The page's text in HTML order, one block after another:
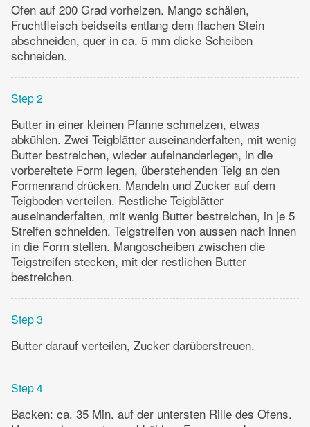
Ofen auf 200 Grad vorheizen. Mango schälen,
Fruchtfleisch beidseits entlang dem flachen Stein
abschneiden, quer in ca. 5 mm dicke Scheiben
schneiden.
Step 2
Butter in einer kleinen Pfanne schmelzen, etwas
abkühlen. Zwei Teigblätter auseinanderfalten, mit wenig
Butter bestreichen, wieder aufeinanderlegen, in die
vorbereitete Form legen, überstehenden Teig an den
Formenrand drücken. Mandeln und Zucker auf dem
Teigboden verteilen. Restliche Teigblätter
auseinanderfalten, mit wenig Butter bestreichen, in je 5
Streifen schneiden. Teigstreifen von aussen nach innen
in die Form stellen. Mangoscheiben zwischen die
Teigstreifen stecken, mit der restlichen Butter
bestreichen.
Step 3
Butter darauf verteilen, Zucker darüberstreuen.
Step 4
Backen: ca. 35 Min. auf der untersten Rille des Ofens.